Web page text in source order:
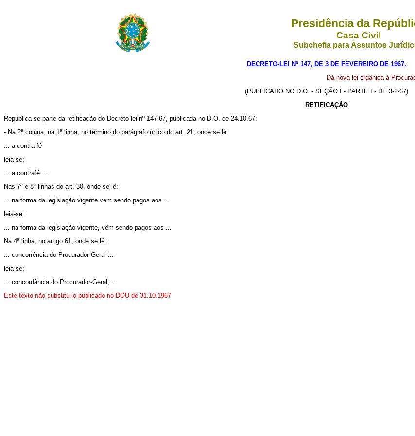
Presidência da
Casa Civil
Subchefia para Assuntos
DECRETO-LEI Nº 147, DE 3 DE FEVEREIRO DE 1967.
Dá nova lei orgânica à
(PUBLICADO NO D.O. - SEÇÃO I - PARTE I - DE 3-2-67)
RETIFICAÇÃO
Republica-se parte da retificação do Decreto-lei nº 147-67, publicada no D.O. de 24.10.67:
- Na 2ª coluna, na 1ª linha, no término do parágrafo único do art. 21, onde se lê:
... a contra-fé
leia-se:
... a contrafé ...
Nas 7ª e 8ª linhas do art. 30, onde se lê:
... na forma da legislação vigente vem sendo pagos aos ...
leia-se:
... na forma da legislação vigente, vêm sendo pagos aos ...
Na 4ª linha, no artigo 61, onde se lê:
... concorrência do Procurador-Geral ...
leia-se:
... concordância do Procurador-Geral, ...
Este texto não substitui o publicado no DOU de 31.10.1967